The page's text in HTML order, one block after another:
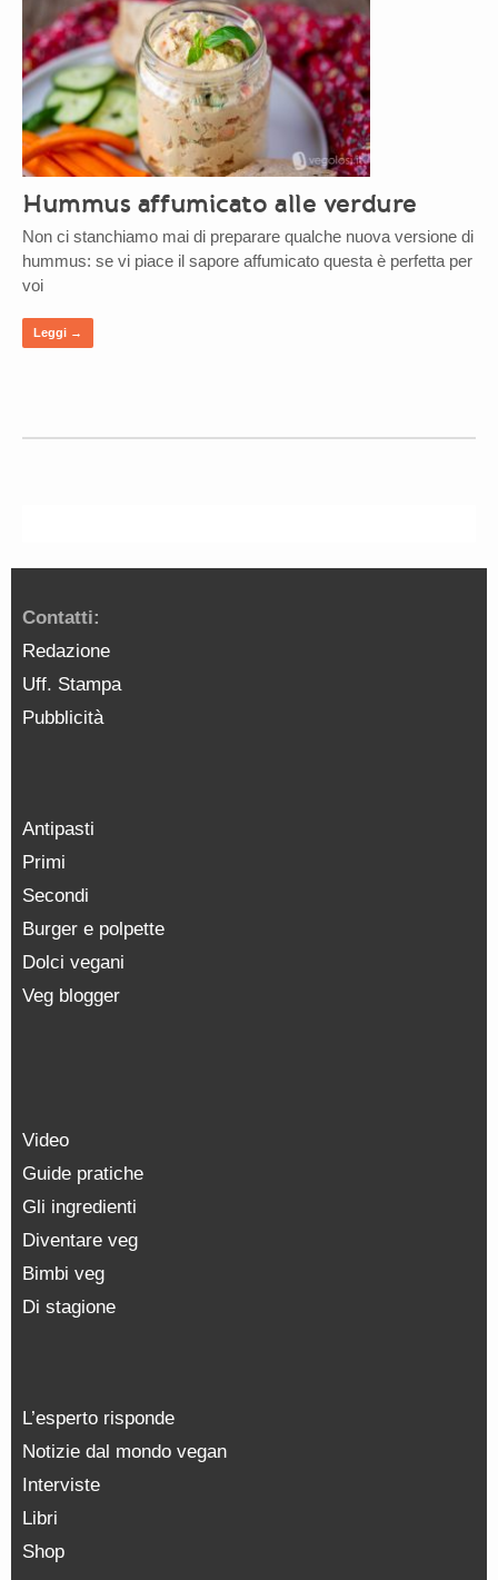
Hummus affumicato alle verdure
Non ci stanchiamo mai di preparare qualche nuova versione di
hummus: se vi piace il sapore affumicato questa è perfetta per
voi
Leggi →
Contatti:
Redazione
Uff. Stampa
Pubblicità
Antipasti
Primi
Secondi
Burger e polpette
Dolci vegani
Veg blogger
Video
Guide pratiche
Gli ingredienti
Diventare veg
Bimbi veg
Di stagione
L’esperto risponde
Notizie dal mondo vegan
Interviste
Libri
Shop